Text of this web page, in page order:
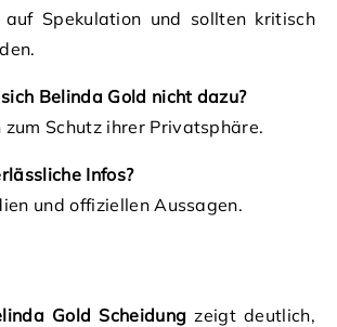
Spekulation und sollten kritisch
Belinda Gold nicht dazu?
Schutz ihrer Privatsphäre.
Infos?
und offiziellen Aussagen.
Gold Scheidung zeigt deutlich,